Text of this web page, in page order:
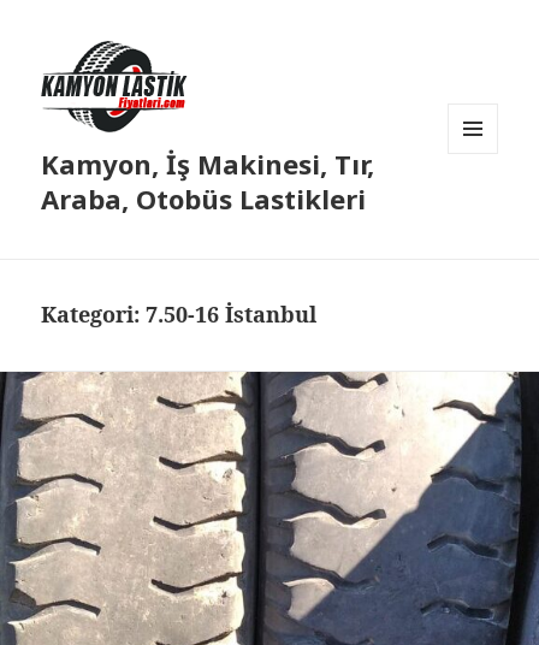
Kamyon, İş Makinesi, Tır,
Araba, Otobüs Lastikleri
Kategori:7.50-16 İstanbul